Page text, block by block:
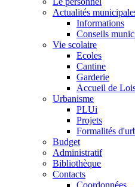
Actualités
Informations
Conseils
Vie scolaire
Ecoles
Cantine
Garderie
Accueil de
Urbanisme
PLUi
Projets
Formalités
Budget
Administratif
Bibliothèque
Contacts
Coordonnées